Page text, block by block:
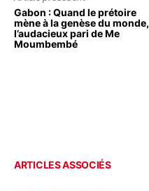
Gabon : Quand le prétoire
mène à la genèse du monde,
l’audacieux pari de Me
Moumbembé
ARTICLES ASSOCIÉS